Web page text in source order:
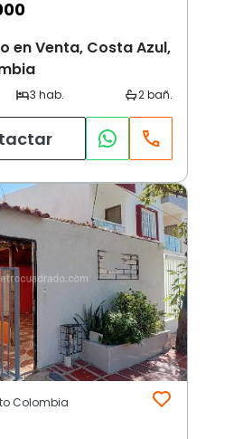
en Venta, Costa Azul,
Colombia